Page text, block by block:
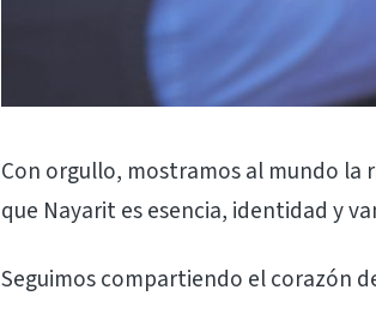
Con orgullo, mostramos al mundo
que Nayarit es esencia, identidad y
Seguimos compartiendo el corazón